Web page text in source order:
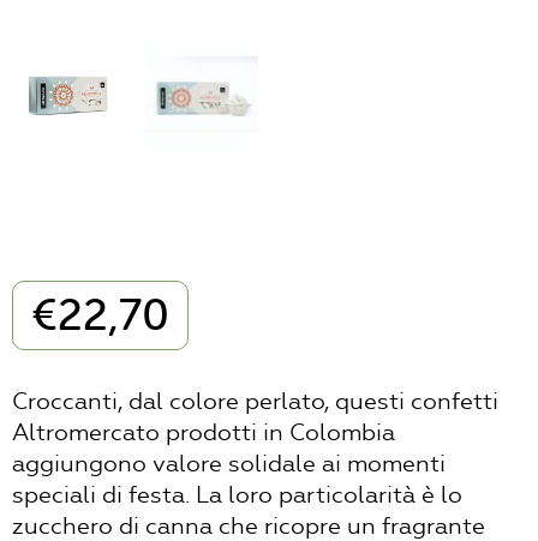
€22,70
Croccanti, dal colore perlato, questi confetti
Altromercato prodotti in Colombia
aggiungono valore solidale ai momenti
speciali di festa. La loro particolarità è lo
zucchero di canna che ricopre un fragrante